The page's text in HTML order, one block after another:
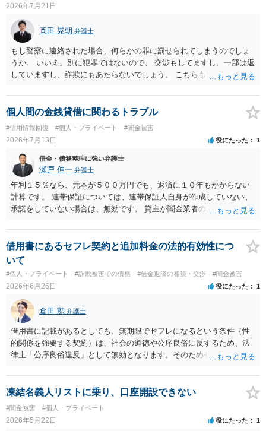
2026年7月21日
岡田 晃朝 弁護士
もし警察に連絡された場合、何らかの罪に罰せられてしまうのでしょ
うか。 いいえ。別に犯罪ではないので。 交渉もしてますし、一部は返
していますし、詐欺にもあたらないでしょう。 こちらも警察や弁護士
て、払える範囲で示談書をまとめてもらえば、お互いに安心ではあり
ますが、一定の費用は掛かりますから、それがどうかでしょうね。
個人間の金銭貸借に関わるトラブル
#信用情報回復 #個人・プライベート #闇金被害
2026年7月13日 役にたった 1
借金・債務整理に強い弁護士
瀬戸 伸一 弁護士
年利１５％なら、元本が５００万円でも、返済に１０年もかからない
計算です。 連帯保証については、連帯保証人自身が作成していない、
承諾をしていない場合は、無効です。 貸主が闇金業者のようなことを
ことで、主債務者自身の債務は免れない（支払い義務あり）と思われ
ます。 これまでの借り入れと返済額をまとめて、現在の正確な債務残
額を計算し、その金額の返済ができなければ、裁判所を利用した債務
整理をされることをおすすめします。
借用書にあるセフレ契約と追加料金の法的有効性につ
いて
#個人・プライベート #詐欺被害での債務 #借金返済の相談・交渉 #闇金被害
2026年6月26日 役にたった 1
倉田 勲 弁護士
借用書に記載があるとしても、無期限でセフレになるという条件（性
的関係を強要する契約）は、社会の道徳や公序良俗に反するため、法
律上「公序良俗違反」として無効となります。そのためセフレの関係
った場合に借入額の10％を上乗せする、というペナルティ（違約金）
の規定についても、性的関係の維持を強制するための不当な制裁に該
当する可能性が高いと思われます。これも公序良俗に違反し無効と判
断される可能性が極めて高いため、この10％の上乗せ分を支払う必要
はありません。
凍結名義人リストに乗り、口座開設できない
#闇金被害 #個人・プライベート
2026年5月22日 役にたった 1